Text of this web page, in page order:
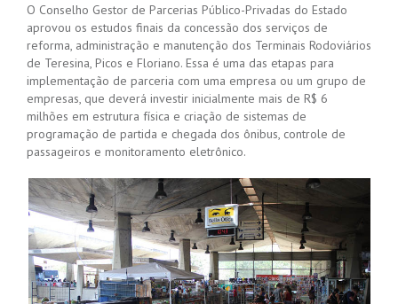
O Conselho Gestor de Parcerias Público-Privadas do Estado
aprovou os estudos finais da concessão dos serviços de
reforma, administração e manutenção dos Terminais Rodoviários
de Teresina, Picos e Floriano. Essa é uma das etapas para
implementação de parceria com uma empresa ou um grupo de
empresas, que deverá investir inicialmente mais de R$ 6
milhões em estrutura física e criação de sistemas de
programação de partida e chegada dos ônibus, controle de
passageiros e monitoramento eletrônico.